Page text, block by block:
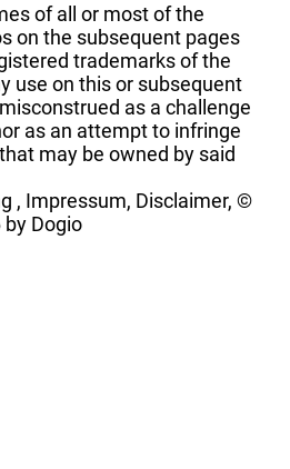
of all or most of the
on the subsequent pages
trademarks of the
use on this or subsequent
as a challenge
as an attempt to infringe
may be owned by said
, Impressum, Disclaimer, ©
by Dogio